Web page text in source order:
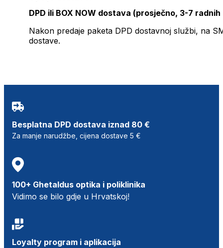
DPD ili BOX NOW dostava (prosječno, 3-7 radnih
Nakon predaje paketa DPD dostavnoj službi, na
dostave.
Besplatna DPD dostava iznad 80 €
Za manje narudžbe, cijena dostave 5 €
100+ Ghetaldus optika i poliklinika
Vidimo se bilo gdje u Hrvatskoj!
Loyalty program i aplikacija